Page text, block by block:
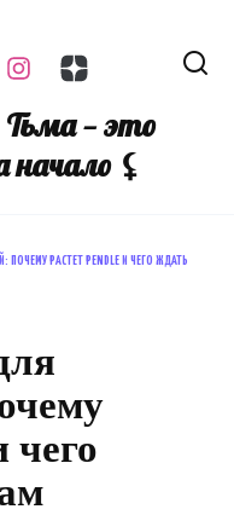
— это
начало ⚸
ПОЧЕМУ РАСТЕТ PENDLE И ЧЕГО ЖДАТЬ
чего